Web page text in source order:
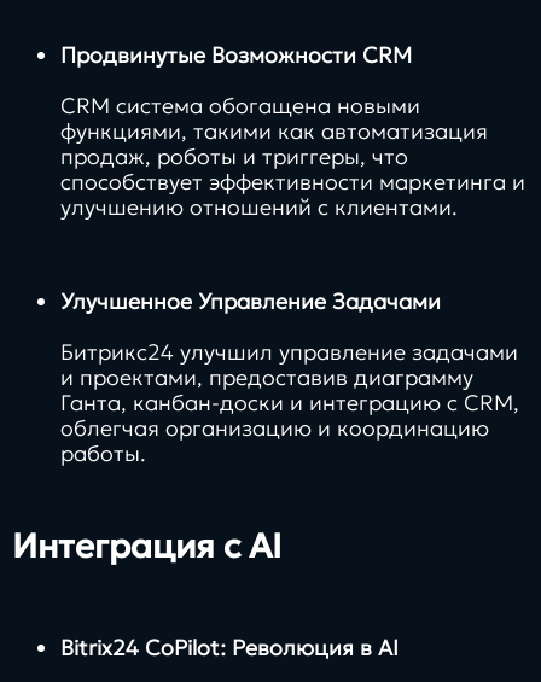
Продвинутые Возможности CRM
CRM система обогащена новыми
функциями, такими как автоматизация
продаж, роботы и триггеры, что
способствует эффективности маркетинга и
улучшению отношений с клиентами.
Улучшенное Управление Задачами
Битрикс24 улучшил управление задачами
и проектами, предоставив диаграмму
Ганта, канбан-доски и интеграцию с CRM,
облегчая организацию и координацию
работы.
Интеграция с AI
Bitrix24 CoPilot: Революция в AI